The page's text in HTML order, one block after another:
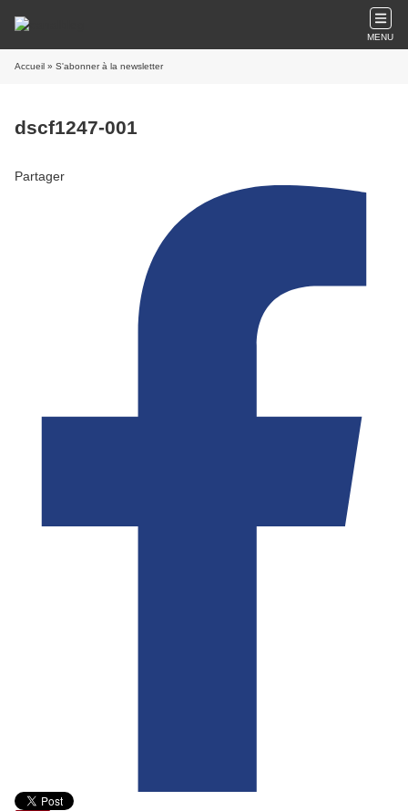
MENU
Accueil » S'abonner à la newsletter
dscf1247-001
Partager